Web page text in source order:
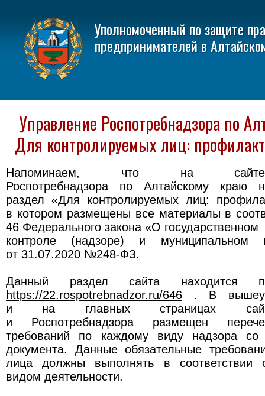
Уполномоченный по защите
предпринимателей в
Управление Роспотребнадзора по
Для контролируемых лиц:
Напоминаем, что на сайте
Роспотребнадзора по Алтайскому краю
раздел «Для контролируемых лиц:
в котором размещены все материалы в
46 Федерального закона «О государственном
контроле (надзоре) и
от 31.07.2020 №248-ФЗ.
Данный раздел сайта
https://22.rospotrebnadzor.ru/646 . В
и на главных страницах
и Роспотребнадзора размещен
требований по каждому виду надзора со
документа. Данные обязательные
лица должны выполнять в соответствии
видом деятельности.